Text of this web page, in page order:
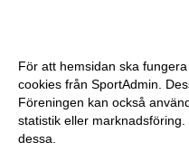
För att hemsidan ska
cookies från SportAdmin.
Föreningen kan också
statistik eller
dessa.